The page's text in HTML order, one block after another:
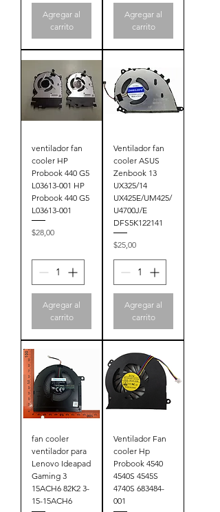
Agregar al
carrito
Agregar al
carrito
ventilador fan
cooler HP
Probook 440 G5
L03613-001 HP
Probook 440 G5
L03613-001
Precio
$28,00
Agregar al
carrito
Ventilador fan
cooler ASUS
Zenbook 13
UX325/14
UX425E/UM425/
U4700J/E
DFS5K122141
Precio
$25,00
Agregar al
carrito
fan cooler
ventilador para
Lenovo Ideapad
Gaming 3
15ACH6 82K2 3-
15-15ACH6
Ventilador Fan
cooler Hp
Probook 4540
4540S 4545S
4740S 683484-
001